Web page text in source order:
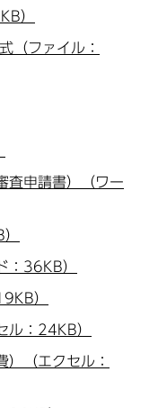
）
（ファイル：
申請書）（ワー
36KB）
）
：24KB）
（エクセル：